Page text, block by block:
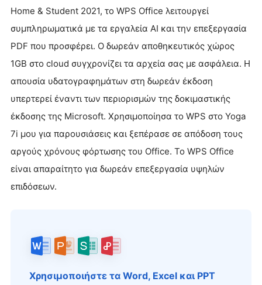
Home & Student 2021, το WPS Office λειτουργεί
συμπληρωματικά με τα εργαλεία AI και την επεξεργασία
PDF που προσφέρει. Ο δωρεάν αποθηκευτικός χώρος
1GB στο cloud συγχρονίζει τα αρχεία σας με ασφάλεια. Η
απουσία υδατογραφημάτων στη δωρεάν έκδοση
υπερτερεί έναντι των περιορισμών της δοκιμαστικής
έκδοσης της Microsoft. Χρησιμοποίησα το WPS στο Yoga
7i μου για παρουσιάσεις και ξεπέρασε σε απόδοση τους
αργούς χρόνους φόρτωσης του Office. Το WPS Office
είναι απαραίτητο για δωρεάν επεξεργασία υψηλών
επιδόσεων.
Χρησιμοποιήστε τα Word, Excel και PPT